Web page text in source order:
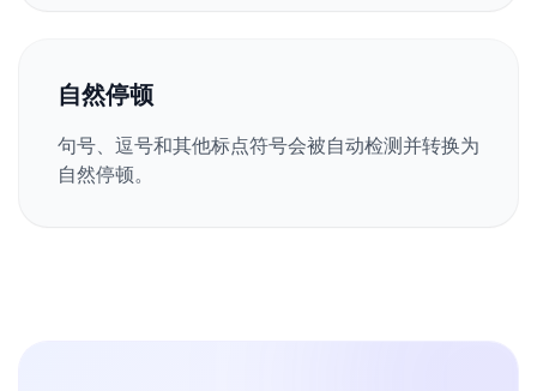
自然停顿
句号、逗号和其他标点符号会被自动检测并转换为
自然停顿。